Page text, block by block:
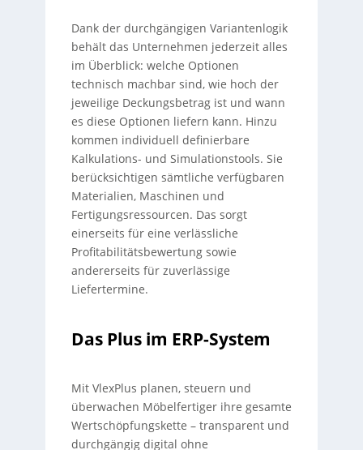
Dank der durchgängigen Variantenlogik
behält das Unternehmen jederzeit alles
im Überblick: welche Optionen
technisch machbar sind, wie hoch der
jeweilige Deckungsbetrag ist und wann
es diese Optionen liefern kann. Hinzu
kommen individuell definierbare
Kalkulations- und Simulationstools. Sie
berücksichtigen sämtliche verfügbaren
Materialien, Maschinen und
Fertigungsressourcen. Das sorgt
einerseits für eine verlässliche
Profitabilitätsbewertung sowie
andererseits für zuverlässige
Liefertermine.
Das Plus im ERP-System
Mit VlexPlus planen, steuern und
überwachen Möbelfertiger ihre gesamte
Wertschöpfungskette – transparent und
durchgängig digital ohne